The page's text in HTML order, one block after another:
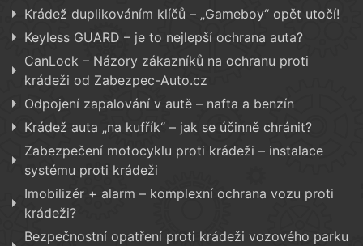
Krádež duplikováním klíčů – „Gameboy“ opět utočí!
Keyless GUARD – je to nejlepší ochrana auta?
CanLock – Názory zákazníků na ochranu proti
krádeži od Zabezpec-Auto.cz
Odpojení zapalování v autě – nafta a benzín
Krádež auta „na kufřík“ – jak se účinně chránit?
Zabezpečení motocyklu proti krádeži – instalace
systému proti krádeži
Imobilizér + alarm – komplexní ochrana vozu proti
krádeži?
Bezpečnostní opatření proti krádeži vozového parku